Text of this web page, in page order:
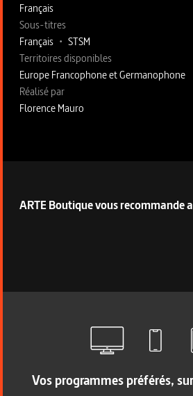
Français
Sous-titres
Français • STSM
Territoires disponibles
Europe Francophone et Germanophone
Fiche technique section droite
Réalisé par
Florence Mauro
ARTE Boutique vous recommande
Vos programmes préférés,